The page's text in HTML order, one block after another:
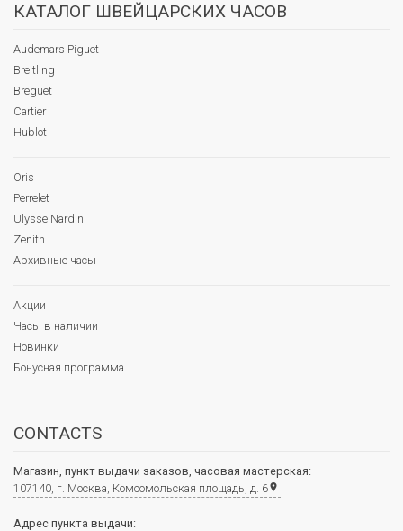
КАТАЛОГ ШВЕЙЦАРСКИХ ЧАСОВ
Audemars Piguet
Breitling
Breguet
Cartier
Hublot
Oris
Perrelet
Ulysse Nardin
Zenith
Архивные часы
Акции
Часы в наличии
Новинки
Бонусная программа
CONTACTS
Магазин, пункт выдачи заказов, часовая мастерская:
107140, г. Москва, Комсомольская площадь, д. 6place
Адрес пункта выдачи: